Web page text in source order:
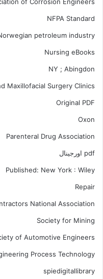
NFPA Standard
petroleum industry
Nursing eBooks
NY ; Abingdon
Maxillofacial Surgery Clinics
Original PDF
Oxon
Parenteral Drug Association
pdf اورجینال
Published: New York : Wiley
Repair
National Association
Society for Mining
of Automotive Engineers
Process Technology
spiedigitallibrary